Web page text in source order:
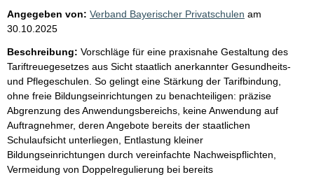
Angegeben von: Verband Bayerischer Privatschulen am
30.10.2025
Beschreibung: Vorschläge für eine praxisnahe Gestaltung des
Tariftreuegesetzes aus Sicht staatlich anerkannter Gesundheits-
und Pflegeschulen. So gelingt eine Stärkung der Tarifbindung,
ohne freie Bildungseinrichtungen zu benachteiligen: präzise
Abgrenzung des Anwendungsbereichs, keine Anwendung auf
Auftragnehmer, deren Angebote bereits der staatlichen
Schulaufsicht unterliegen, Entlastung kleiner
Bildungseinrichtungen durch vereinfachte Nachweispflichten,
Vermeidung von Doppelregulierung bei bereits